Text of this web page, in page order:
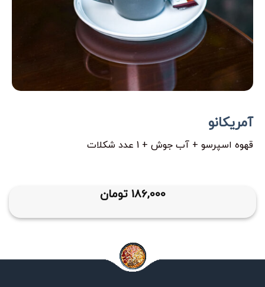
آمریکانو
قهوه اسپرسو + آب جوش + 1 عدد شکلات
186,000 تومان